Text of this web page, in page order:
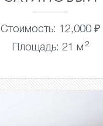
Стоимость: 12,000 ₽
Площадь: 21 м 2